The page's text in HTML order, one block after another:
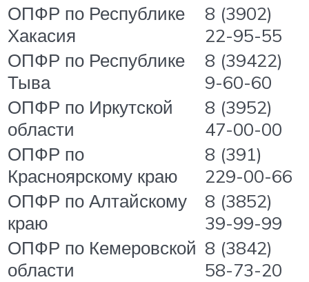
ОПФР по Республике
Хакасия
8 (3902)
22-95-55
ОПФР по Республике
Тыва
8 (39422)
9-60-60
ОПФР по Иркутской
области
8 (3952)
47-00-00
ОПФР по
Красноярскому краю
8 (391)
229-00-66
ОПФР по Алтайскому
краю
8 (3852)
39-99-99
ОПФР по Кемеровской
области
8 (3842)
58-73-20